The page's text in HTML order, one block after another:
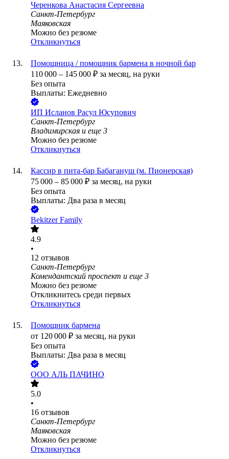
Черенкова Анастасия Сергеевна
Санкт-Петербург
Маяковская
Можно без резюме
Откликнуться
Помощница / помощник бармена в ночной бар
110 000 – 145 000 ₽ за месяц, на руки
Без опыта
Выплаты: Ежедневно
ИП Исланов Расул Юсупович
Санкт-Петербург
Владимирская и еще 3
Можно без резюме
Откликнуться
Кассир в пита-бар Бабагануш (м. Пионерская)
75 000 – 85 000 ₽ за месяц, на руки
Без опыта
Выплаты: Два раза в месяц
Bekitzer Family
4.9
•
12 отзывов
Санкт-Петербург
Комендантский проспект и еще 3
Можно без резюме
Откликнитесь среди первых
Откликнуться
Помощник бармена
от 120 000 ₽ за месяц, на руки
Без опыта
Выплаты: Два раза в месяц
ООО АЛЬ ПАЧИНО
5.0
•
16 отзывов
Санкт-Петербург
Маяковская
Можно без резюме
Откликнуться